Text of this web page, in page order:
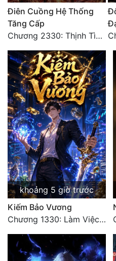
Cẩu Đạo Trường Sinh
Truyện Nam
Truyện Nữ
Vô Địch Lưu
Xây Dựng Thế Lực
Đam Mỹ
Đẹp
Đẹp Hiệp
Tính Cách Nhân Vật :
Cơ Trí
Sát Phạt Quyết Đoán
Điên Cuồng Hệ Thống
Tăng Cấp
Chương 2330: Thịnh Tình Mời Chào
khoảng 5 giờ trước
Kiếm Bảo Vương
Chương 1330: Làm Việc Rồi (4/5)